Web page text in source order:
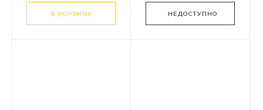
В КОРЗИНУ НЕДОСТУПНО